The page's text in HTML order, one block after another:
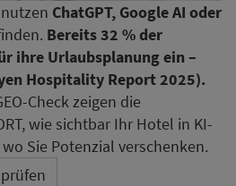
ChatGPT, Google AI oder
Bereits 32 % der
ihre Urlaubsplanung ein –
Hospitality Report 2025).
Check zeigen die
wie sichtbar Ihr Hotel in KI-
Sie Potenzial verschenken.